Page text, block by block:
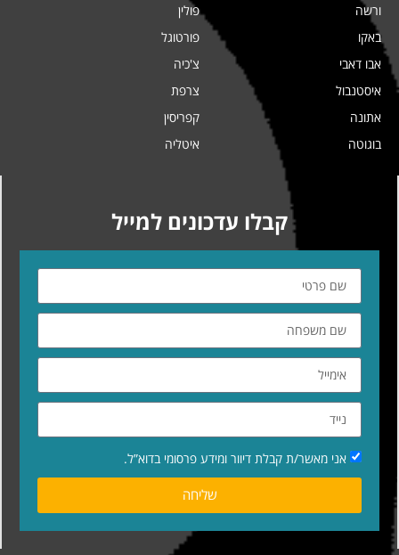
ורשה
באקו
אבו דאבי
איסטנבול
אתונה
בוגוטה
פולין
פורטוגל
צ'כיה
צרפת
קפריסין
איטליה
קבלו עדכונים למייל
אני מאשר/ת קבלת דיוור ומידע פרסומי בדוא”ל.
שליחה